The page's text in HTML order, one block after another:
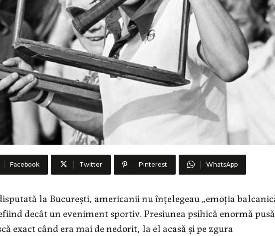
Facebook Twitter Pinterest WhatsApp
la Bucureşti, americanii nu înţelegeau „emoţia
decât un eveniment sportiv. Presiunea psihică enormă
exact când era mai de nedorit, la el acasă şi pe zgura